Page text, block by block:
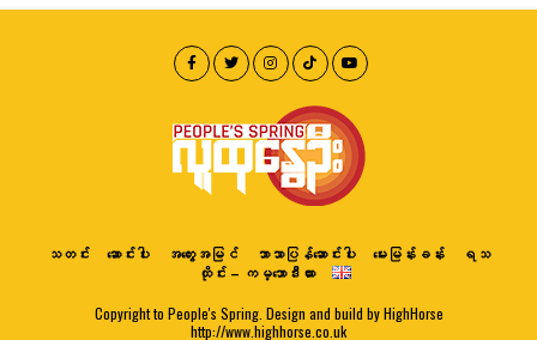
သတင်း ဆောင်းပါး အတွေးအမြင် ဘာသာပြန်ဆောင်းပါး မေးမြန်းခန်း
ရသ
ထိုင်း – ကမ္ဘောဒီးယား
Copyright to People's Spring. Design and build by HighHorse
http://www.highhorse.co.uk